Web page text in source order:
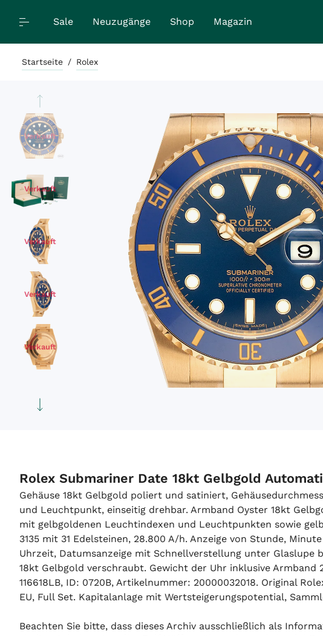
Sale Neuzugänge Shop Magazin
Startseite / Rolex
Verkauft
Verkauft
Verkauft
Verkauft
Verkauft
Verkauft
Rolex Submariner Date 18kt Gelbgold
Gehäuse 18kt Gelbgold poliert und satiniert,
und Leuchtpunkt, einseitig drehbar. Armband Oyster 18kt
mit gelbgoldenen Leuchtindexen und Leuchtpunkten sowie
3135 mit 31 Edelsteinen, 28.800 A/h. Anzeige von Stunde,
Uhrzeit, Datumsanzeige mit Schnellverstellung unter
18kt Gelbgold verschraubt. Gewicht der Uhr inklusive Armband
116618LB, ID: 0720B, Artikelnummer: 20000032018. Original
EU, Full Set. Kapitalanlage mit Wertsteigerungspotential,
Beachten Sie bitte, dass dieses Archiv ausschließlich als